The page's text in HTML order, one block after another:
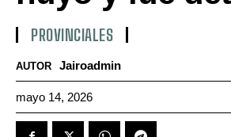
PROVINCIALES
AUTOR Jairoadmin
mayo 14, 2026